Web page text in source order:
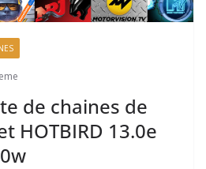
de chaines de
HOTBIRD 13.0e